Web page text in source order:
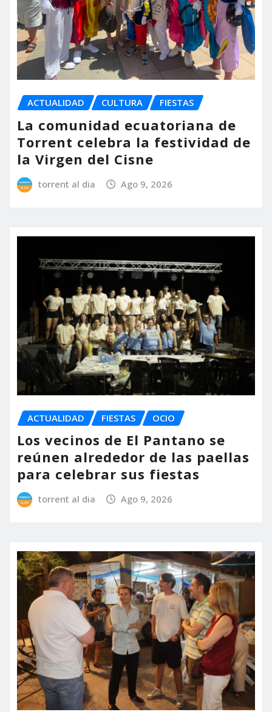
ACTUALIDAD CULTURA FIESTAS
La comunidad ecuatoriana de
Torrent celebra la festividad de
la Virgen del Cisne
torrent al dia Ago 9, 2026
ACTUALIDAD FIESTAS OCIO
Los vecinos de El Pantano se
reúnen alrededor de las paellas
para celebrar sus fiestas
torrent al dia Ago 9, 2026